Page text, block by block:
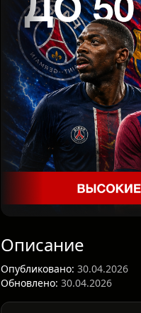
Описание
Опубликовано: 30.04.2026
Обновлено: 30.04.2026